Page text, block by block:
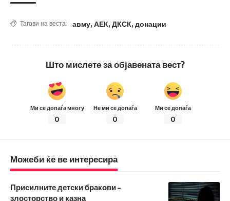
Тагови на веста: авму, АЕК, ДКСК, донации
Што мислете за објавената вест?
Ми се допаѓа многу
0
Не ми се допаѓа
0
Ми се допаѓа
0
Можеби ќе ве интересира
Присилните детски бракови –
злосторство и казна